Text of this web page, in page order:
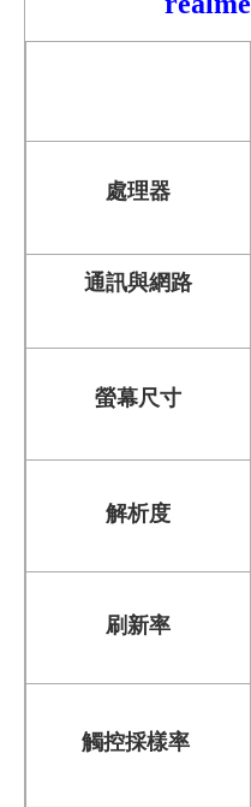
處理器
通訊與網路
螢幕尺寸
解析度
刷新率
觸控採樣率